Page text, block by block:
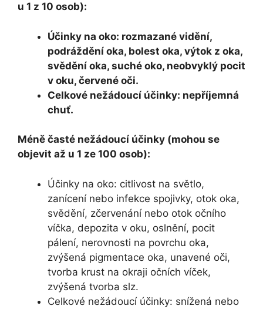
u 1 z 10 osob):
Účinky na oko: rozmazané vidění,
podráždění oka, bolest oka, výtok z oka,
svědění oka, suché oko, neobvyklý pocit
v oku, červené oči.
Celkové nežádoucí účinky: nepříjemná
chuť.
Méně časté nežádoucí účinky (mohou se
objevit až u 1 ze 100 osob):
Účinky na oko: citlivost na světlo,
zanícení nebo infekce spojivky, otok oka,
svědění, zčervenání nebo otok očního
víčka, depozita v oku, oslnění, pocit
pálení, nerovnosti na povrchu oka,
zvýšená pigmentace oka, unavené oči,
tvorba krust na okraji očních víček,
zvýšená tvorba slz.
Celkové nežádoucí účinky: snížená nebo